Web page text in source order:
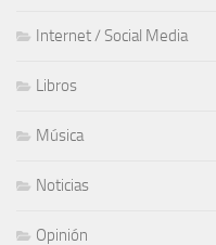
Internet / Social Media
Libros
Música
Noticias
Opinión